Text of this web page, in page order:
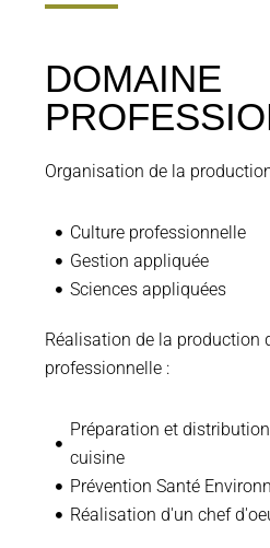
DOMAINE
Organisation de la
Culture professionnelle
Gestion appliquée
Sciences appliquées
Réalisation de la production
professionnelle :
Préparation et
cuisine
Prévention Santé
Réalisation d'un chef